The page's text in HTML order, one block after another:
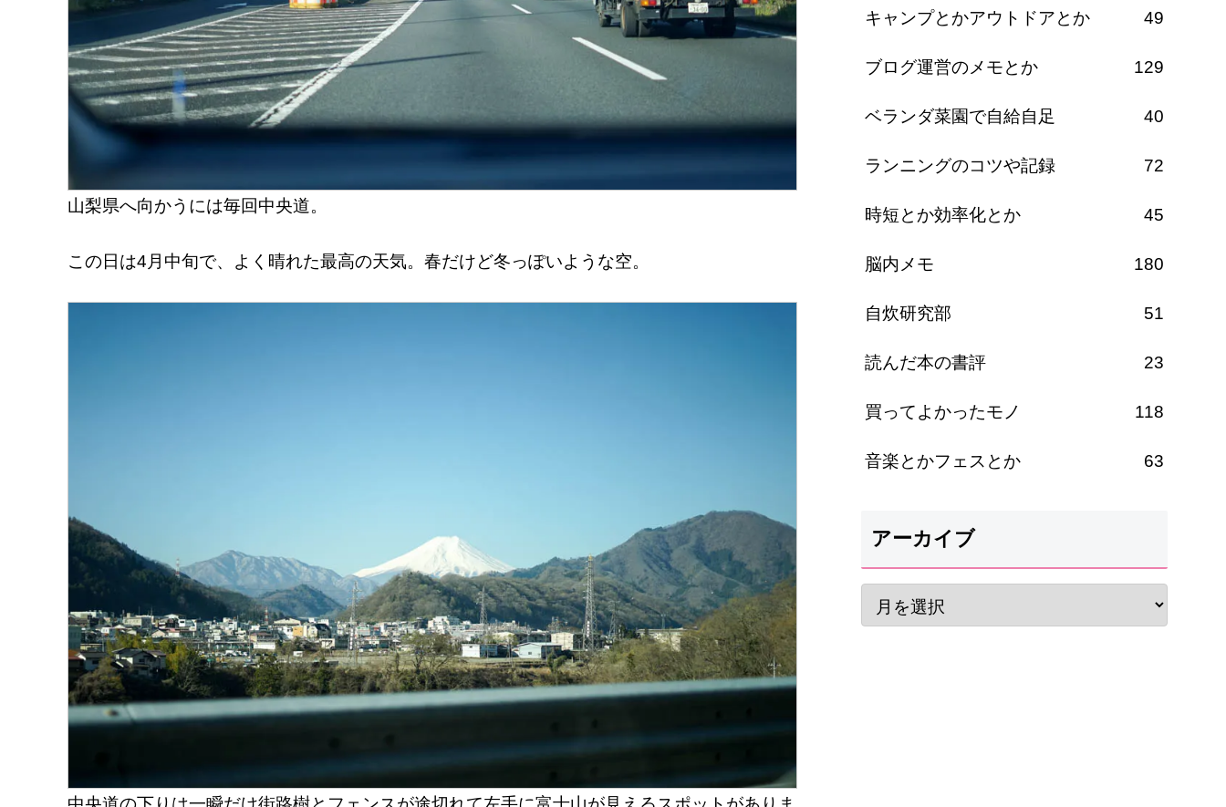
山梨県へ向かうには毎回中央道。
この日は4月中旬で、よく晴れた最高の天気。春だけど冬っぽいような空。
キャンプとかアウトドアとか 49
ブログ運営のメモとか 129
ベランダ菜園で自給自足 40
ランニングのコツや記録 72
時短とか効率化とか 45
脳内メモ 180
自炊研究部 51
読んだ本の書評 23
買ってよかったモノ 118
音楽とかフェスとか 63
アーカイブ